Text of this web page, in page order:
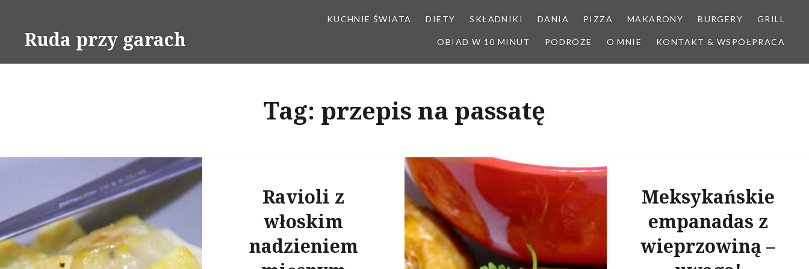
contentRuda przy garach
KUCHNIE ŚWIATA DIETY SKŁADNIKI DANIA PIZZA MAKARONY BURGERY GRILL
OBIAD W 10 MINUT PODRÓŻE O MNIE KONTAKT & WSPÓŁPRACA
Tag: przepis na passatę
Ravioli z
włoskim
nadzieniem
Meksykańskie
empanadas z
wieprzowiną –